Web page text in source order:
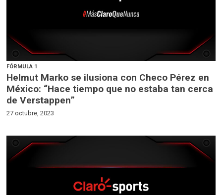
FÓRMULA 1
Helmut Marko se ilusiona con Checo Pérez en
México: “Hace tiempo que no estaba tan cerca
de Verstappen”
27 octubre, 2023